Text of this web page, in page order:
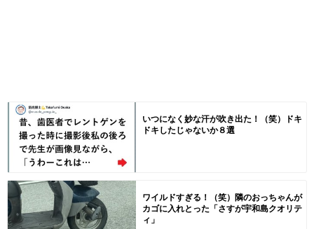
いつになく妙な汗が吹き出た！（笑）ドキ
ドキしたじゃないか８選
ワイルドすぎる！（笑）隣のおっちゃんが
カゴに入れとった「さすが宇和島クオリテ
ィ」